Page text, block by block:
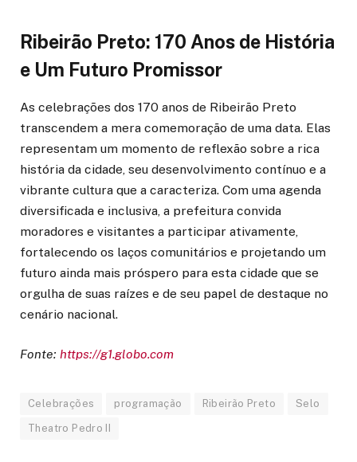
Ribeirão Preto: 170 Anos de História
e Um Futuro Promissor
As celebrações dos 170 anos de Ribeirão Preto
transcendem a mera comemoração de uma data. Elas
representam um momento de reflexão sobre a rica
história da cidade, seu desenvolvimento contínuo e a
vibrante cultura que a caracteriza. Com uma agenda
diversificada e inclusiva, a prefeitura convida
moradores e visitantes a participar ativamente,
fortalecendo os laços comunitários e projetando um
futuro ainda mais próspero para esta cidade que se
orgulha de suas raízes e de seu papel de destaque no
cenário nacional.
Fonte: https://g1.globo.com
Celebrações programação Ribeirão Preto Selo
Theatro Pedro II